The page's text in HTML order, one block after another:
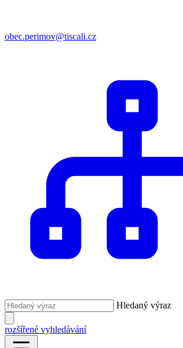
obec.perimov@tiscali.cz
Hledaný výraz
rozšířené vyhledávání